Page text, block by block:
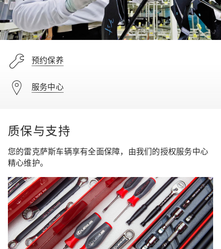
预约保养
服务中心
质保与支持
您的雷克萨斯车辆享有全面保障，由我们的授权服务中心
精心维护。